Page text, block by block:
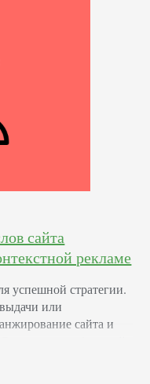
сайта
рекламе
успешной стратегии.
или
сайта и
по ключевым
по выбранным